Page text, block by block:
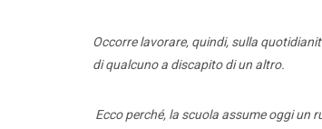
Occorre lavorare, quindi, sulla
di qualcuno a discapito di un altro.
Ecco perché, la scuola assume oggi un